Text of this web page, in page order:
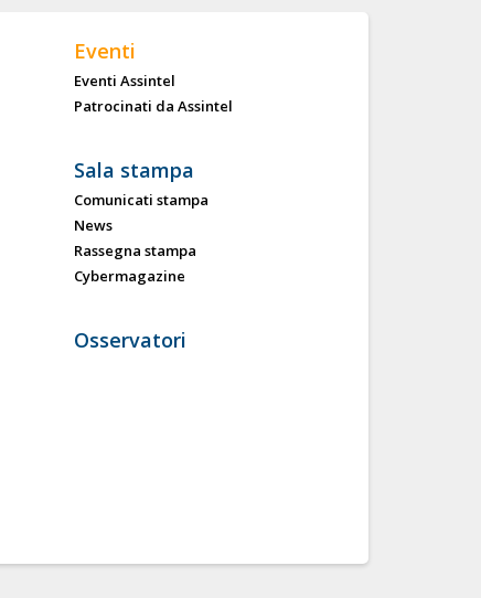
Eventi
Eventi Assintel
Patrocinati da Assintel
Sala stampa
Comunicati stampa
News
Rassegna stampa
Cybermagazine
Osservatori